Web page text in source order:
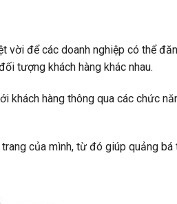
vời để các doanh nghiệp có thể
tượng khách hàng khác nhau.
khách hàng thông qua các chức
của mình, từ đó giúp quảng bá